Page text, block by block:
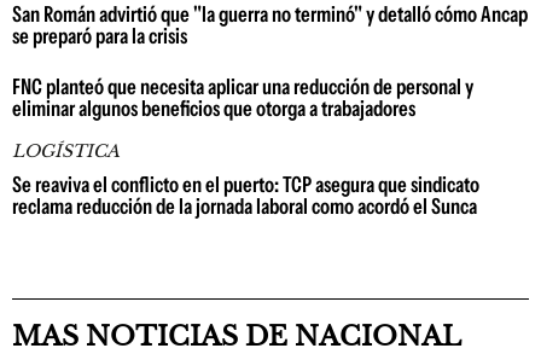
San Román advirtió que "la guerra no terminó" y detalló cómo Ancap
se preparó para la crisis
FNC planteó que necesita aplicar una reducción de personal y
eliminar algunos beneficios que otorga a trabajadores
LOGÍSTICA
Se reaviva el conflicto en el puerto: TCP asegura que sindicato
reclama reducción de la jornada laboral como acordó el Sunca
MAS NOTICIAS DE NACIONAL